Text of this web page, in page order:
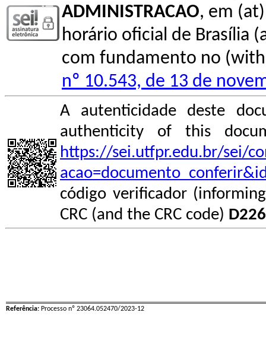
ADMINISTRACAO, em
horário oficial de Brasília
com fundamento no
nº 10.543, de 13 de
A autenticidade deste
authenticity of this
https://sei.utfpr.edu.br/sei/
código verificador
CRC (and the CRC code)
Referência: Processo nº 23064.052470/2023-12